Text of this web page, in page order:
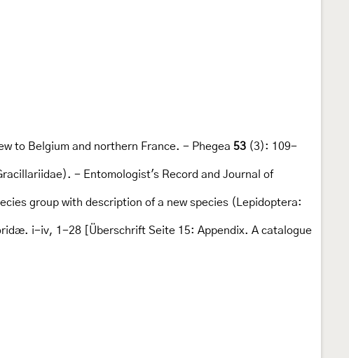
to Belgium and northern France. - Phegea 53 (3): 109-
- Entomologist's Record and Journal of
group with description of a new species (Lepidoptera:
i-iv, 1-28 [Überschrift Seite 15: Appendix. A catalogue